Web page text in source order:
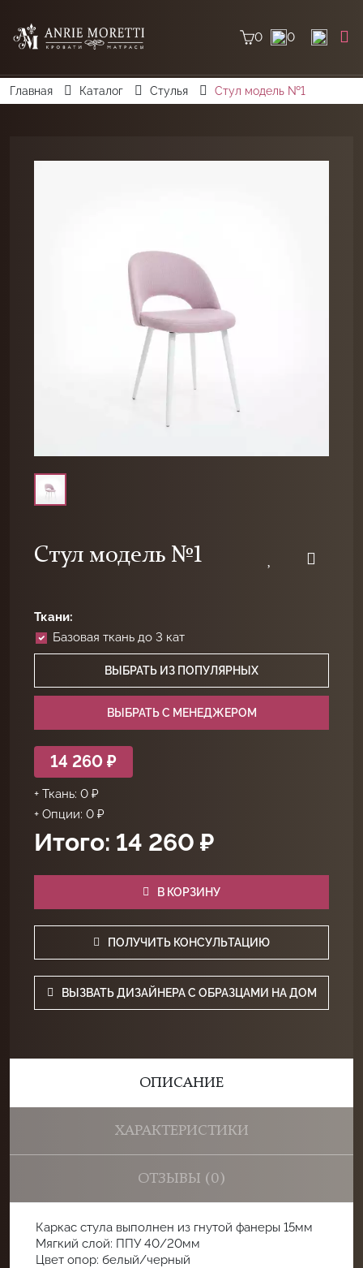
0 0
Главная Каталог Стулья Стул модель №1
Стул модель №1
Ткани:
Базовая ткань до 3 кат
ВЫБРАТЬ ИЗ ПОПУЛЯРНЫХ
ВЫБРАТЬ C МЕНЕДЖЕРОМ
14 260 ₽
+ Ткань: 0 ₽
+ Опции: 0 ₽
Итого: 14 260 ₽
В КОРЗИНУ
ПОЛУЧИТЬ КОНСУЛЬТАЦИЮ
ВЫЗВАТЬ ДИЗАЙНЕРА С ОБРАЗЦАМИ НА ДОМ
ОПИСАНИЕ
ХАРАКТЕРИСТИКИ
ОТЗЫВЫ (0)
Каркас стула выполнен из гнутой фанеры 15мм
Мягкий слой: ППУ 40/20мм
Цвет опор: белый/черный